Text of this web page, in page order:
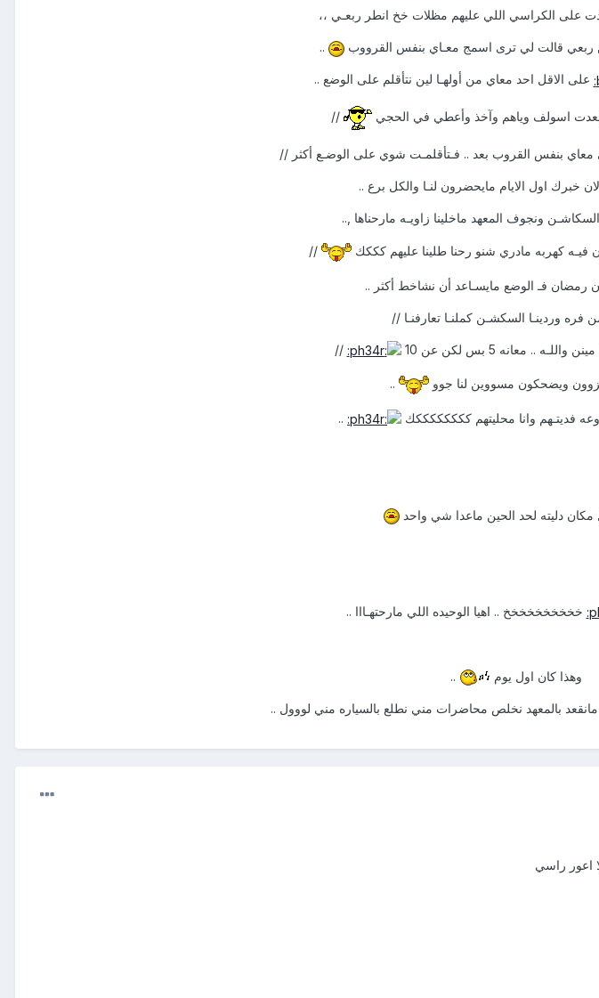
على الكراسي اللي عليهم مظلات خخ انطر ربعـي ،،
قالت لي ترى اسمج معـاي بنفس القرووب ..
على الاقل احد معاي من أولهـا لين نتأقلم على الوضع ..
اسولف وياهم وآخذ وأعطي في الحجي //
معاي بنفس القروب بعد .. فـتأقلمـت شوي على الوضـع أكثر //
خبرك اول الايام مايحضرون لنـا والكل برع ..
ونجوف المعهد ماخلينا زاويـه مارحناها ,..
فيـه كهربه مادري شنو رحنا طلينا عليهم كككك //
رمضان فـ الوضع مايسـاعد أن نشاخط أكثر ..
فره وردينـا السكشـن كملنـا تعارفنـا //
.. معانه 5 بس لكن عن 10 //
ويضحكون مسووين لنا جوو ..
فديتـهم وانا محليتهم ككككككككك ..
دليته لحد الحين ماعدا شي واحد
خخخخخخخخخخ .. اهيا الوحيده اللي مارحتهـااا ..
وهذا كان اول يوم ..
مانقعد بالمعهد نخلص محاضرات مني نطلع بالسياره مني لووول ..
اعور راسي